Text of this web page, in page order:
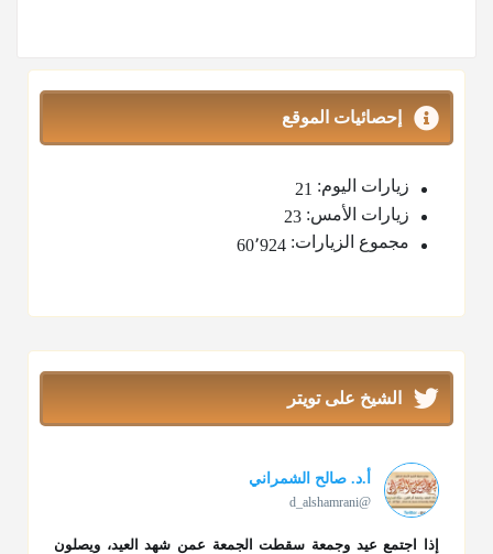
إحصائيات الموقع
زيارات اليوم: 21
زيارات الأمس: 23
مجموع الزيارات: 60٬924
الشيخ على تويتر
أ.د. صالح الشمراني
@d_alshamrani
إذا اجتمع عيد وجمعة سقطت الجمعة عمن شهد العيد، ويصلون